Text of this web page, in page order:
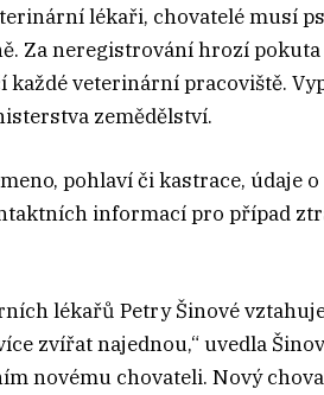
lékaři, chovatelé musí
Za neregistrování hrozí pokuta
veterinární pracoviště.
zemědělství.
pohlaví či kastrace, údaje
informací pro případ
lékařů Petry Šinové
zvířat najednou,“ uvedla
novému chovateli. Nový